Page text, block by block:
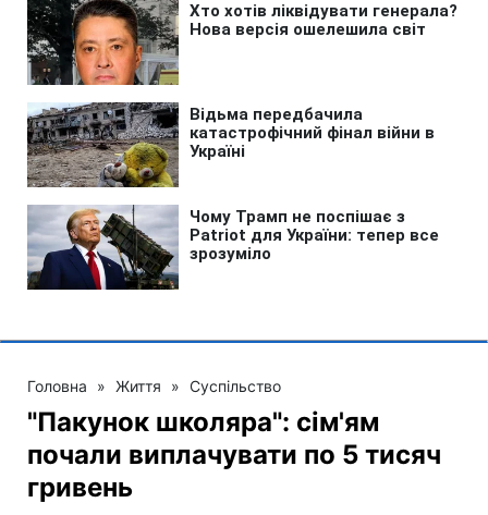
Головна » Життя » Суспільство
"Пакунок школяра": сім'ям
почали виплачувати по 5 тисяч
гривень